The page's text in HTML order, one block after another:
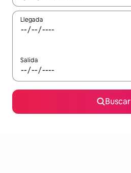
Llegada
Salida
Buscar